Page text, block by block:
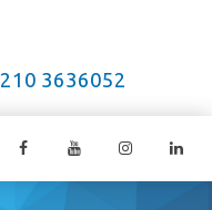
210 3636052